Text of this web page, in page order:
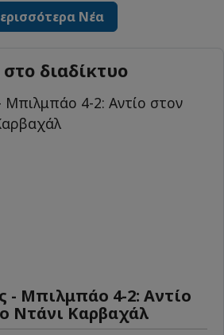
Νέα
διαδίκτυο
- Μπιλμπάο 4-2: Αντίο
Ντάνι Καρβαχάλ